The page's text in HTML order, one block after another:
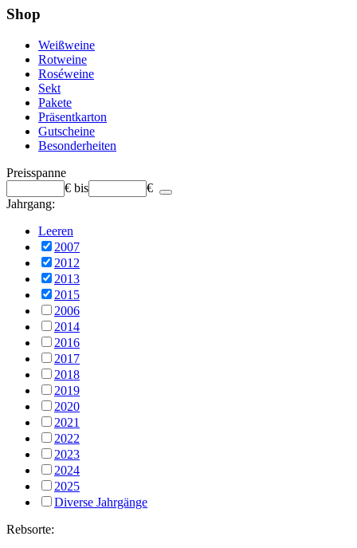
Shop
Weißweine
Rotweine
Roséweine
Sekt
Pakete
Präsentkarton
Gutscheine
Besonderheiten
Preisspanne
€ bis
€
Jahrgang:
Leeren
2007
2012
2013
2015
2006
2014
2016
2017
2018
2019
2020
2021
2022
2023
2024
2025
Diverse Jahrgänge
Rebsorte: